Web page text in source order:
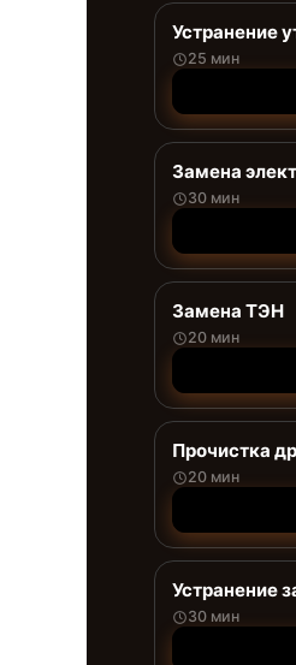
Устранение
25 мин
Замена
30 мин
Замена ТЭН
20 мин
Прочистка
20 мин
Устранение
30 мин